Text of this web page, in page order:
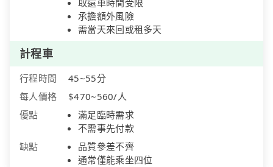
取還車時間受限
承擔額外風險
需當天來回或租多天
計程車
行程時間
45~55分
每人價格
$470~560/人
優點
滿足臨時需求
不需事先付款
缺點
品質參差不齊
通常僅能乘坐四位